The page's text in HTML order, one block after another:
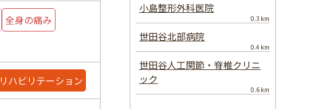
全身の痛み
リハビリテーション
小島整形外科医院
0.3 km
世田谷北部病院
0.4 km
世田谷人工関節・脊椎クリニ
ック
0.6 km